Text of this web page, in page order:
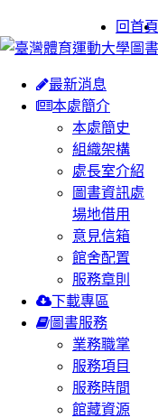
回首頁
最新消息
本處簡介
本處簡史
組織架構
處長室介紹
圖書資訊處
場地借用
意見信箱
館舍配置
服務章則
下載專區
圖書服務
業務職掌
服務項目
服務時間
館藏資源